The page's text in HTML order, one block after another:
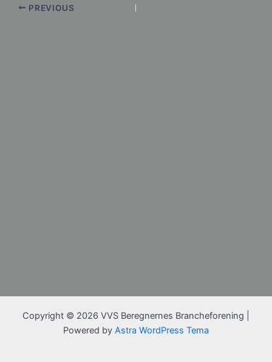
PREVIOUS
Copyright © 2026 VVS Beregnernes Brancheforening |
Powered by Astra WordPress Tema